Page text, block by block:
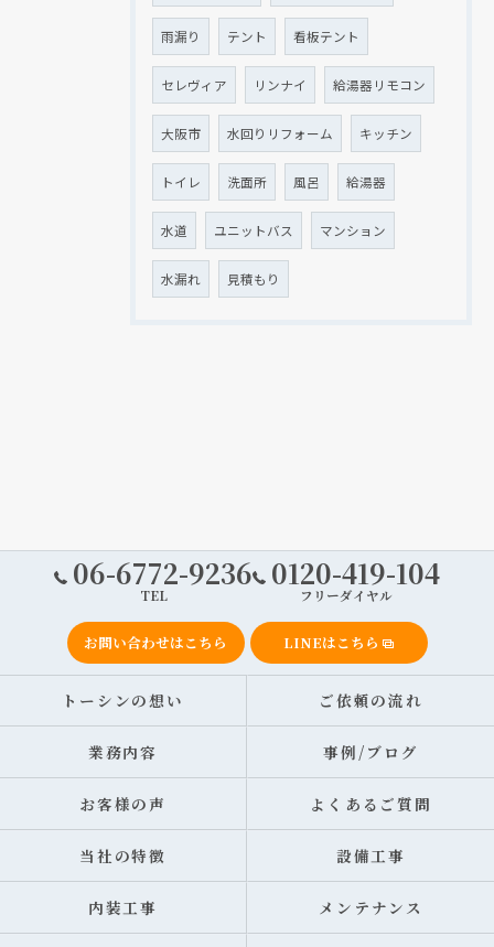
雨漏り テント 看板テント
セレヴィア リンナイ 給湯器リモコン
大阪市 水回りリフォーム キッチン
トイレ 洗面所 風呂 給湯器
水道 ユニットバス マンション
水漏れ 見積もり
06-6772-9236
TEL
0120-419-104
フリーダイヤル
お問い合わせはこちら LINEはこちら
トーシンの想い ご依頼の流れ
業務内容 事例/ブログ
お客様の声 よくあるご質問
当社の特徴 設備工事
内装工事 メンテナンス